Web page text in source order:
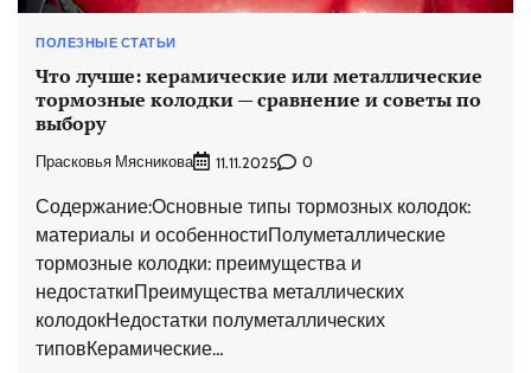
ПОЛЕЗНЫЕ СТАТЬИ
Что лучше: керамические или металлические
тормозные колодки — сравнение и советы по
выбору
Прасковья Мясникова 11.11.2025 0
Содержание:Основные типы тормозных колодок:
материалы и особенностиПолуметаллические
тормозные колодки: преимущества и
недостаткиПреимущества металлических
колодокНедостатки полуметаллических
типовКерамические…